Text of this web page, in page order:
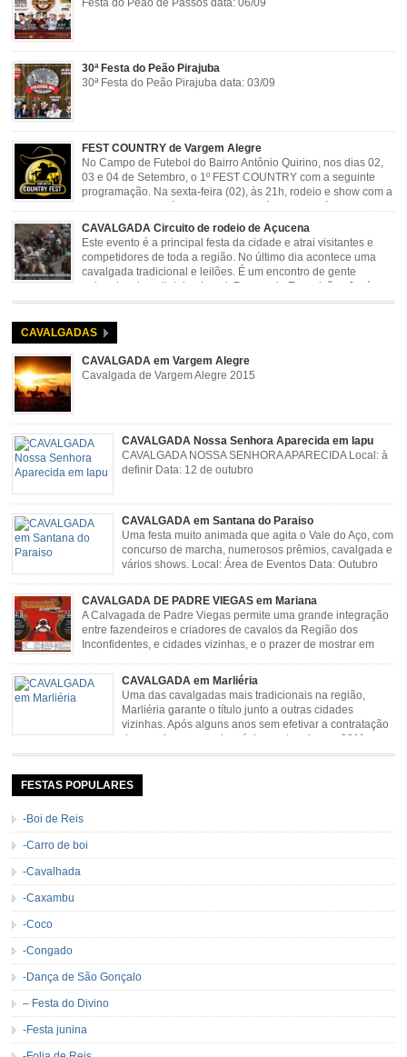
Festa do Peão de Passos data: 06/09
30ª Festa do Peão Pirajuba
30ª Festa do Peão Pirajuba data: 03/09
FEST COUNTRY de Vargem Alegre
No Campo de Futebol do Bairro Antônio Quirino, nos dias 02,
03 e 04 de Setembro, o 1º FEST COUNTRY com a seguinte
programação. Na sexta-feira (02), às 21h, rodeio e show com a
rodeio e shows com o Trio Pé de Cedro e o Trio […]
CAVALGADA Circuito de rodeio de Açucena
Este evento é a principal festa da cidade e atrai visitantes e
competidores de toda a região. No último dia acontece uma
cavalgada tradicional e leilões. É um encontro de gente
animada e hospitaleira. Local: Parque de Exposições José
Rosa Guimarães, Açucena Data: Setembro
CAVALGADAS
CAVALGADA em Vargem Alegre
Cavalgada de Vargem Alegre 2015
CAVALGADA Nossa Senhora Aparecida em Iapu
CAVALGADA NOSSA SENHORA APARECIDA Local: à
definir Data: 12 de outubro
CAVALGADA em Santana do Paraiso
Uma festa muito animada que agita o Vale do Aço, com
concurso de marcha, numerosos prêmios, cavalgada e
vários shows. Local: Área de Eventos Data: Outubro
CAVALGADA DE PADRE VIEGAS em Mariana
A Calvagada de Padre Viegas permite uma grande integração
entre fazendeiros e criadores de cavalos da Região dos
Inconfidentes, e cidades vizinhas, e o prazer de mostrar em
resgata cultura e saúde além de contar com apresentações musicais. Local:
Distrito de Padre Viegas, Antigo Campo de […]
CAVALGADA em Marliéria
Uma das cavalgadas mais tradicionais na região,
Marliéria garante o título junto a outras cidades
vizinhas. Após alguns anos sem efetivar a contratação
de grandes nomes da música sertaneja, em 2011 a
Cavalgada de Marliéria voltou, e não deixou dúvidas de que sua tradição
de […]
FESTAS POPULARES
-Boi de Reis
-Carro de boi
-Cavalhada
-Caxambu
-Coco
-Congado
-Dança de São Gonçalo
– Festa do Divino
-Festa junina